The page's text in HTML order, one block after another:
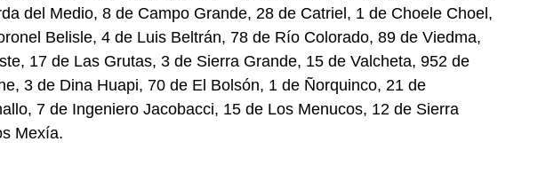
del Medio, 8 de Campo Grande, 28 de Catriel, 1 de Choele Choel,
Belisle, 4 de Luis Beltrán, 78 de Río Colorado, 89 de Viedma,
17 de Las Grutas, 3 de Sierra Grande, 15 de Valcheta, 952 de
3 de Dina Huapi, 70 de El Bolsón, 1 de Ñorquinco, 21 de
7 de Ingeniero Jacobacci, 15 de Los Menucos, 12 de Sierra
Mexía.